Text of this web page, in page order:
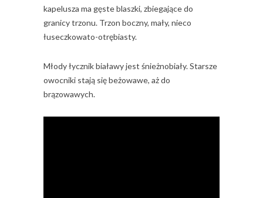
kapelusza ma gęste blaszki, zbiegające do
granicy trzonu. Trzon boczny, mały, nieco
łuseczkowato-otrębiasty.
Młody łycznik białawy jest śnieżnobiały. Starsze
owocniki stają się beżowawe, aż do
brązowawych.